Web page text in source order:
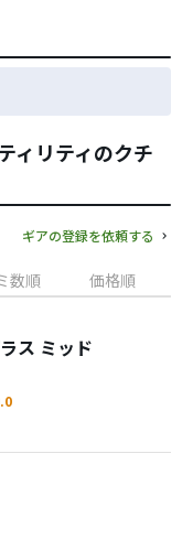
ィリティのクチ
ギアの登録を依頼する
数順 価格順
ス ミッド